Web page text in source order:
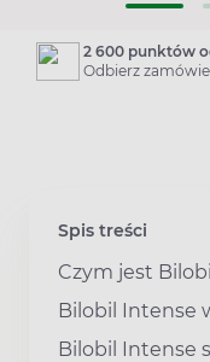
2 600 punktów
Odbierz
Spis treści
Czym jest
Bilobil Intense
Bilobil Intense